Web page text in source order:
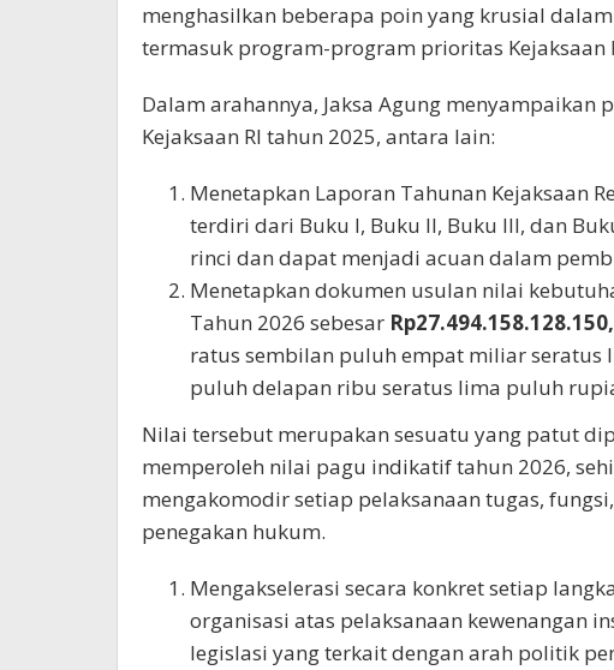
menghasilkan beberapa poin yang krusial
termasuk program-program prioritas Kejaksaan
Dalam arahannya, Jaksa Agung menyampaikan
Kejaksaan RI tahun 2025, antara lain:
Menetapkan Laporan Tahunan Kejaksaan
terdiri dari Buku I, Buku II, Buku III, dan
rinci dan dapat menjadi acuan dalam
Menetapkan dokumen usulan nilai
Tahun 2026 sebesar
ratus sembilan puluh empat miliar seratus
puluh delapan ribu seratus lima puluh
Nilai tersebut merupakan sesuatu yang patut
memperoleh nilai pagu indikatif tahun 2026,
mengakomodir setiap pelaksanaan tugas,
penegakan hukum.
Mengakselerasi secara konkret setiap
organisasi atas pelaksanaan kewenangan
legislasi yang terkait dengan arah politik